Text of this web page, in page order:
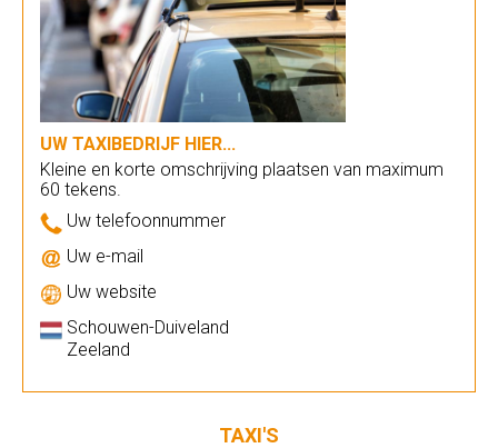
UW TAXIBEDRIJF HIER...
Kleine en korte omschrijving plaatsen van maximum
60 tekens.
Uw telefoonnummer
Uw e-mail
Uw website
Schouwen-Duiveland
Zeeland
TAXI'S